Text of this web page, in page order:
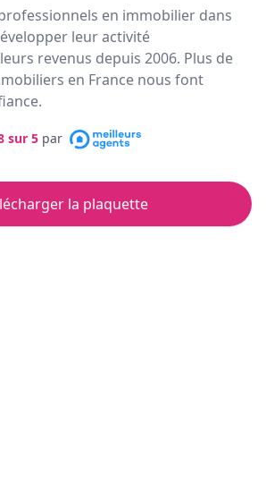
en immobilier dans
leur activité
revenus depuis 2006. Plus de
en France nous font
sur 5 par
la plaquette